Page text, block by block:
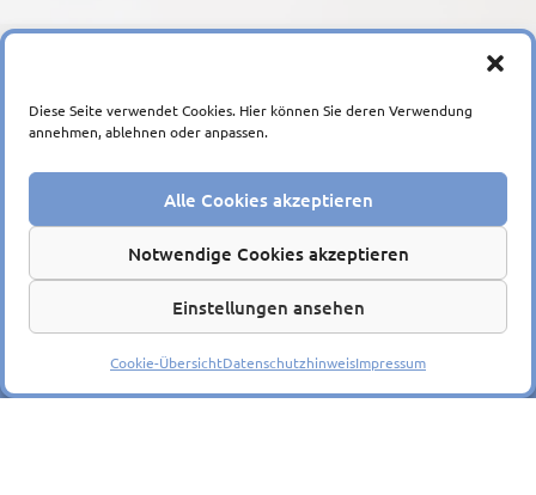
Diese Seite verwendet Cookies. Hier können Sie deren Verwendung
annehmen, ablehnen oder anpassen.
Alle Cookies akzeptieren
Notwendige Cookies akzeptieren
Einstellungen ansehen
Cookie-ÜbersichtDatenschutzhinweisImpressum
Ein Unternehmen der
Barrierefreiheit